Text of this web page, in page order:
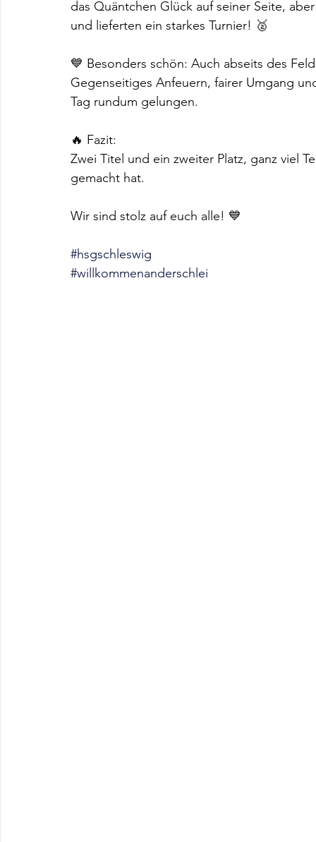
das Quäntchen Glück auf seiner Seite,
und lieferten ein starkes Turnier! 🥈
💙 Besonders schön: Auch abseits des
Gegenseitiges Anfeuern, fairer Umgang
Tag rundum gelungen.
🔥 Fazit:
Zwei Titel und ein zweiter Platz, ganz viel
gemacht hat.
Wir sind stolz auf euch alle! 💙
#hsgschleswig
#willkommenanderschlei